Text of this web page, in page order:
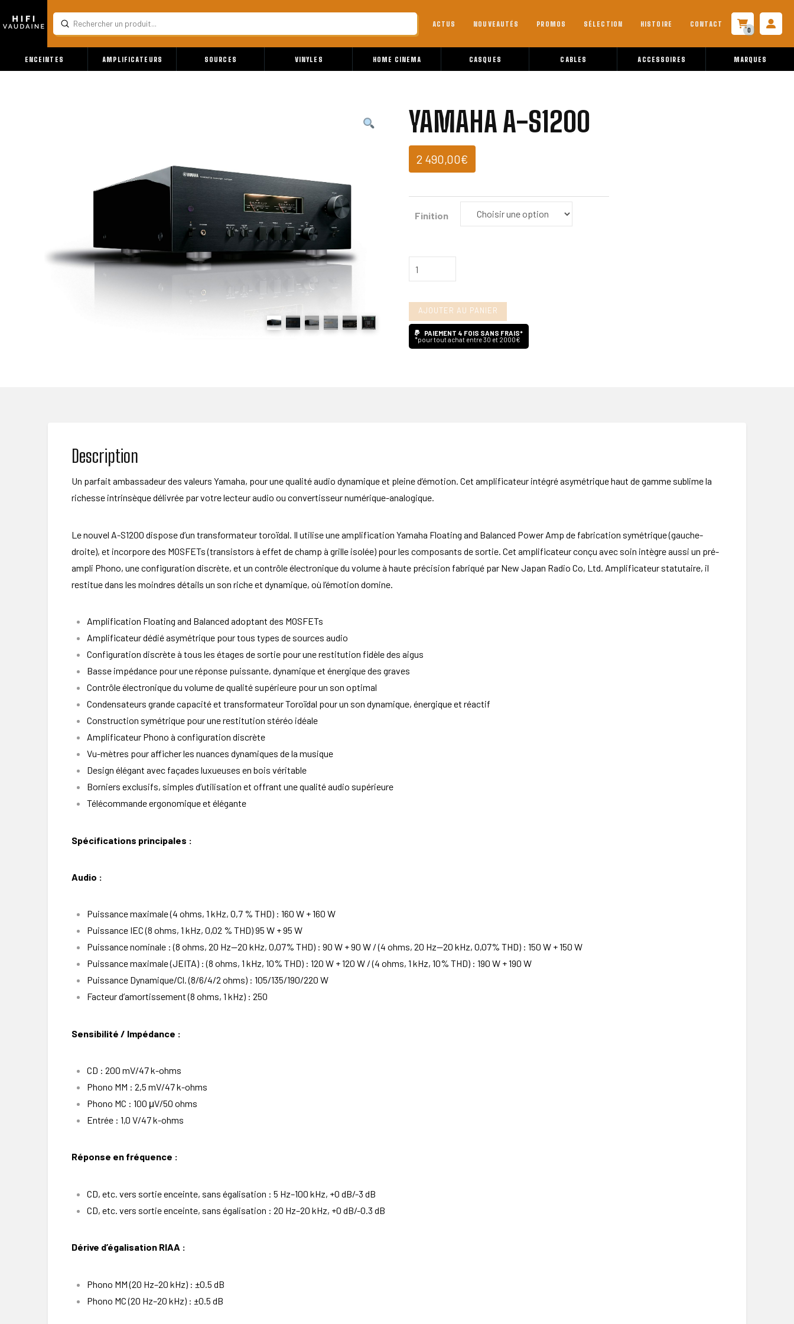
Search
Submit ACTUS NOUVEAUTÉS PROMOS SÉLECTION HISTOIRE CONTACT
0
ENCEINTES AMPLIFICATEURS SOURCES VINYLES HOME CINEMA CASQUES CABLES ACCESSOIRES MARQUES
YAMAHA A-S1200
2 490,00€
Finition
quantité
de
S1200
AJOUTER AU PANIER
PAIEMENT 4 FOIS SANS FRAIS*
*pour tout achat entre 30 et 2000€
Description
Un parfait ambassadeur des valeurs Yamaha, pour une qualité audio dynamique et pleine d’émotion. Cet amplificateur intégré asymétrique haut de gamme sublime la
richesse intrinsèque délivrée par votre lecteur audio ou convertisseur numérique-analogique.
Le nouvel A-S1200 dispose d’un transformateur toroïdal. Il utilise une amplification Yamaha Floating and Balanced Power Amp de fabrication symétrique (gauche-
droite), et incorpore des MOSFETs (transistors à effet de champ à grille isolée) pour les composants de sortie. Cet amplificateur conçu avec soin intègre aussi un pré-
ampli Phono, une configuration discrète, et un contrôle électronique du volume à haute précision fabriqué par New Japan Radio Co, Ltd. Amplificateur statutaire, il
restitue dans les moindres détails un son riche et dynamique, où l’émotion domine.
Amplification Floating and Balanced adoptant des MOSFETs
Amplificateur dédié asymétrique pour tous types de sources audio
Configuration discrète à tous les étages de sortie pour une restitution fidèle des aigus
Basse impédance pour une réponse puissante, dynamique et énergique des graves
Contrôle électronique du volume de qualité supérieure pour un son optimal
Condensateurs grande capacité et transformateur Toroïdal pour un son dynamique, énergique et réactif
Construction symétrique pour une restitution stéréo idéale
Amplificateur Phono à configuration discrète
Vu-mètres pour afficher les nuances dynamiques de la musique
Design élégant avec façades luxueuses en bois véritable
Borniers exclusifs, simples d’utilisation et offrant une qualité audio supérieure
Télécommande ergonomique et élégante
Spécifications principales :
Audio :
Puissance maximale (4 ohms, 1 kHz, 0,7 % THD) : 160 W + 160 W
Puissance IEC (8 ohms, 1 kHz, 0,02 % THD) 95 W + 95 W
Puissance nominale : (8 ohms, 20 Hz—20 kHz, 0,07% THD) : 90 W + 90 W / (4 ohms, 20 Hz—20 kHz, 0,07% THD) : 150 W + 150 W
Puissance maximale (JEITA) : (8 ohms, 1 kHz, 10% THD) : 120 W + 120 W / (4 ohms, 1 kHz, 10% THD) : 190 W + 190 W
Puissance Dynamique/Cl. (8/6/4/2 ohms) : 105/135/190/220 W
Facteur d’amortissement (8 ohms, 1 kHz) : 250
Sensibilité / Impédance :
CD : 200 mV/47 k-ohms
Phono MM : 2,5 mV/47 k-ohms
Phono MC : 100 μV/50 ohms
Entrée : 1,0 V/47 k-ohms
Réponse en fréquence :
CD, etc. vers sortie enceinte, sans égalisation : 5 Hz–100 kHz, +0 dB/-3 dB
CD, etc. vers sortie enceinte, sans égalisation : 20 Hz–20 kHz, +0 dB/-0.3 dB
Dérive d’égalisation RIAA :
Phono MM (20 Hz–20 kHz) : ±0.5 dB
Phono MC (20 Hz–20 kHz) : ±0.5 dB